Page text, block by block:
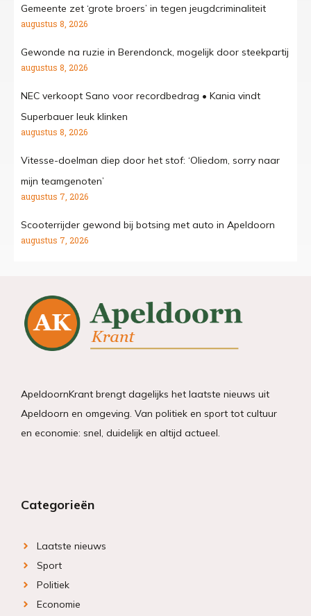
Gemeente zet ‘grote broers’ in tegen jeugdcriminaliteit
augustus 8, 2026
Gewonde na ruzie in Berendonck, mogelijk door steekpartij
augustus 8, 2026
NEC verkoopt Sano voor recordbedrag • Kania vindt
Superbauer leuk klinken
augustus 8, 2026
Vitesse-doelman diep door het stof: ‘Oliedom, sorry naar
mijn teamgenoten’
augustus 7, 2026
Scooterrijder gewond bij botsing met auto in Apeldoorn
augustus 7, 2026
ApeldoornKrant brengt dagelijks het laatste nieuws uit
Apeldoorn en omgeving. Van politiek en sport tot cultuur
en economie: snel, duidelijk en altijd actueel.
Categorieën
Laatste nieuws
Sport
Politiek
Economie